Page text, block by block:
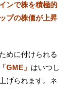
ンで株を積極的
プの株価が上昇
めに付けられる
「GME」 はいつし
げられます。ネ